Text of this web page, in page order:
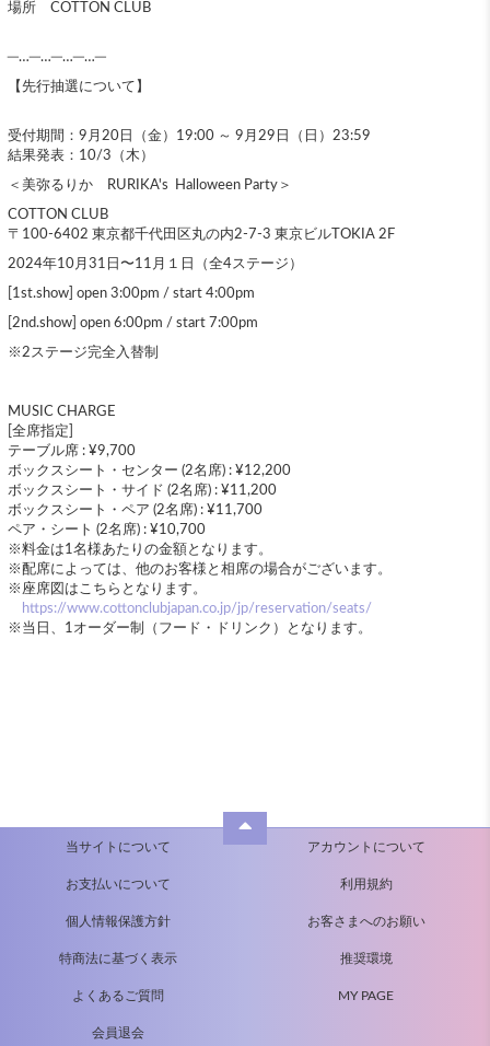
場所 COTTON CLUB
─…─…─…─…─
【先行抽選について】
受付期間：9月20日（金）19:00 ～ 9月29日（日）23:59
結果発表：10/3（木）
＜美弥るりか RURIKA's Halloween Party＞
COTTON CLUB
〒100-6402 東京都千代田区丸の内2-7-3 東京ビルTOKIA 2F
2024年10月31日〜11月１日（全4ステージ）
[1st.show] open 3:00pm / start 4:00pm
[2nd.show] open 6:00pm / start 7:00pm
※2ステージ完全入替制
MUSIC CHARGE
[全席指定]
テーブル席 : ¥9,700
ボックスシート・センター (2名席) : ¥12,200
ボックスシート・サイド (2名席) : ¥11,200
ボックスシート・ペア (2名席) : ¥11,700
ペア・シート (2名席) : ¥10,700
※料金は1名様あたりの金額となります。
※配席によっては、他のお客様と相席の場合がございます。
※座席図はこちらとなります。
https://www.cottonclubjapan.co.jp/jp/reservation/seats/
※当日、1オーダー制（フード・ドリンク）となります。
当サイトについて アカウントについて
お支払いについて 利用規約
個人情報保護方針 お客さまへのお願い
特商法に基づく表示 推奨環境
よくあるご質問 MY PAGE
会員退会